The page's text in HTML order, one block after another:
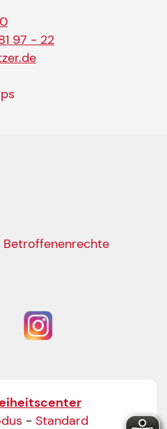
97 - 22
- Standard